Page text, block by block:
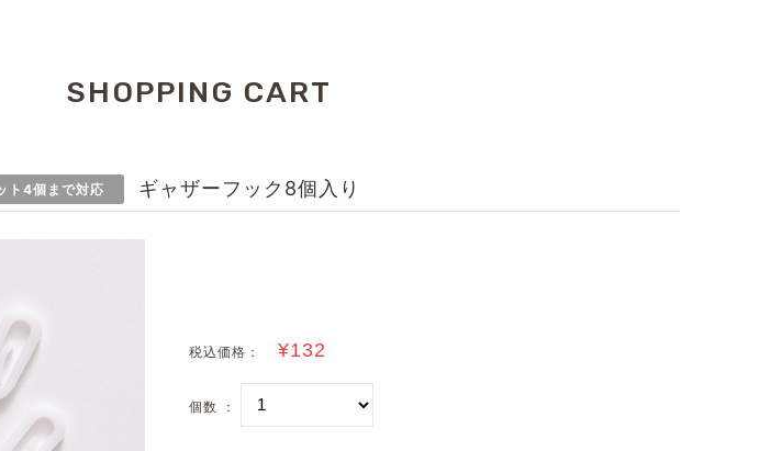
SHOPPING CART
ト4個まで対応 ギャザーフック8個入り
税込価格：
個数 ：